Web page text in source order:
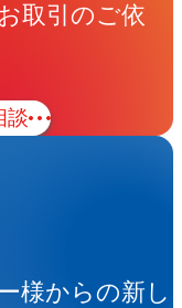
取引のご依
談
様からの新し